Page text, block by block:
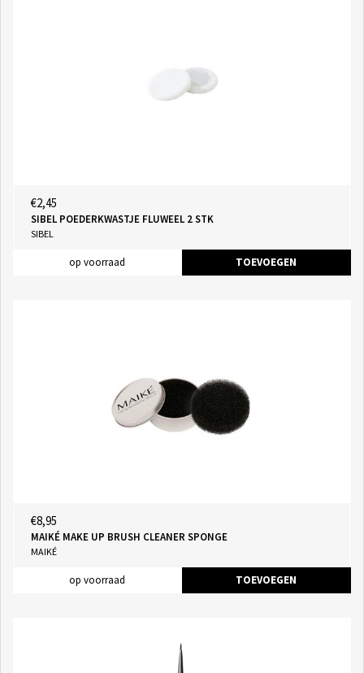
€2,45
SIBEL POEDERKWASTJE FLUWEEL 2 STK
SIBEL
op voorraad TOEVOEGEN
€8,95
MAIKÉ MAKE UP BRUSH CLEANER SPONGE
MAIKÉ
op voorraad TOEVOEGEN